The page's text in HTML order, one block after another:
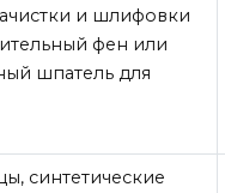
и шлифовки
фен или
шпатель для
синтетические